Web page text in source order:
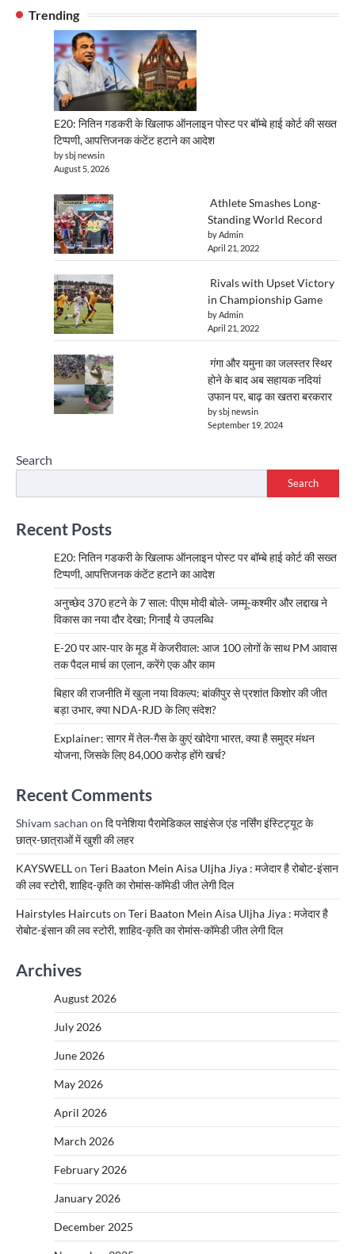
Trending
E20: नितिन गडकरी के खिलाफ ऑनलाइन पोस्ट पर बॉम्बे हाई कोर्ट की सख्त
टिप्पणी, आपत्तिजनक कंटेंट हटाने का आदेश
by sbj newsin
August 5, 2026
Athlete Smashes Long-
Standing World Record
by Admin
April 21, 2022
Rivals with Upset Victory
in Championship Game
by Admin
April 21, 2022
गंगा और यमुना का जलस्तर स्थिर
होने के बाद अब सहायक नदियां
उफान पर, बाढ़ का खतरा बरकरार
by sbj newsin
September 19, 2024
Search
Search
Recent Posts
E20: नितिन गडकरी के खिलाफ ऑनलाइन पोस्ट पर बॉम्बे हाई कोर्ट की सख्त
टिप्पणी, आपत्तिजनक कंटेंट हटाने का आदेश
अनुच्छेद 370 हटने के 7 साल: पीएम मोदी बोले- जम्मू-कश्मीर और लद्दाख ने
विकास का नया दौर देखा; गिनाईं ये उपलब्धि
E-20 पर आर-पार के मूड में केजरीवाल: आज 100 लोगों के साथ PM आवास
तक पैदल मार्च का एलान, करेंगे एक और काम
बिहार की राजनीति में खुला नया विकल्प: बांकीपुर से प्रशांत किशोर की जीत
बड़ा उभार, क्या NDA-RJD के लिए संदेश?
Explainer: सागर में तेल-गैस के कुएं खोदेगा भारत, क्या है समुद्र मंथन
योजना, जिसके लिए 84,000 करोड़ होंगे खर्च?
Recent Comments
Shivam sachan on दि पनेशिया पैरामेडिकल साइंसेज एंड नर्सिंग इंस्टिट्यूट के
छात्र-छात्राओं में खुशी की लहर
KAYSWELLon Teri Baaton Mein Aisa Uljha Jiya : मजेदार है रोबोट-इंसान
की लव स्टोरी, शाहिद-कृति का रोमांस-कॉमेडी जीत लेगी दिल
Hairstyles Haircutson Teri Baaton Mein Aisa Uljha Jiya : मजेदार है
रोबोट-इंसान की लव स्टोरी, शाहिद-कृति का रोमांस-कॉमेडी जीत लेगी दिल
Archives
August 2026
July 2026
June 2026
May 2026
April 2026
March 2026
February 2026
January 2026
December 2025